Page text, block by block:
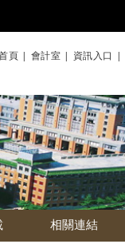
頁 | 會計室 | 資訊入口 |
相關連結